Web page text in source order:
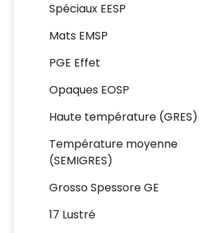
Spéciaux EESP
Mats EMSP
PGE Effet
Opaques EOSP
Haute température (GRES)
Température moyenne
(SEMIGRES)
Grosso Spessore GE
17 Lustré